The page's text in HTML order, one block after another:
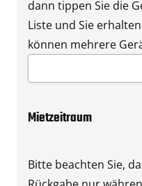
dann tippen Sie die
Liste und Sie
können mehrere
Mietzeitraum
Bitte beachten Sie,